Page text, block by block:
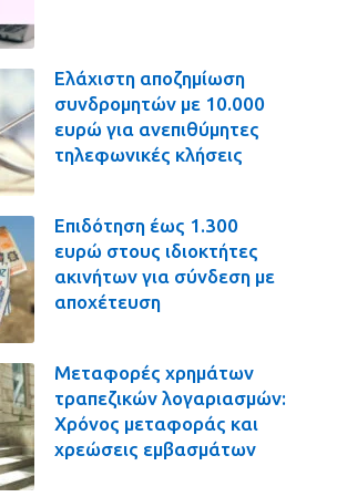
Ελάχιστη αποζημίωση
συνδρομητών με 10.000
ευρώ για ανεπιθύμητες
τηλεφωνικές κλήσεις
Επιδότηση έως 1.300
ευρώ στους ιδιοκτήτες
ακινήτων για σύνδεση με
αποχέτευση
Μεταφορές χρημάτων
τραπεζικών λογαριασμών:
Χρόνος μεταφοράς και
χρεώσεις εμβασμάτων